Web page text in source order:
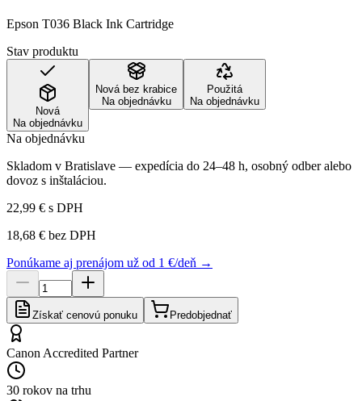
Epson T036 Black Ink Cartridge
Stav produktu
Nová
Na objednávku
Nová bez krabice
Na objednávku
Použitá
Na objednávku
Na objednávku
Skladom v Bratislave — expedícia do 24–48 h, osobný odber alebo
dovoz s inštaláciou.
22,99 € s DPH
18,68 € bez DPH
Ponúkame aj prenájom už od 1 €/deň →
Získať cenovú ponuku Predobjednať
Canon Accredited Partner
30 rokov na trhu